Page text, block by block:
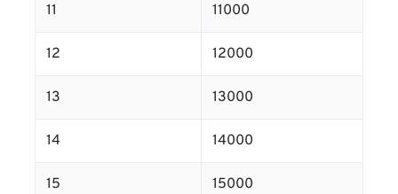
11 11000
12 12000
13 13000
14 14000
15 15000